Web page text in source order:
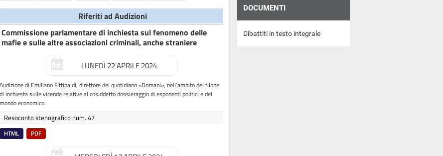
Riferiti ad Audizioni
Commissione parlamentare di inchiesta sul fenomeno delle
mafie e sulle altre associazioni criminali, anche straniere
LUNEDÌ 22 APRILE 2024
Audizione di Emiliano Fittipaldi, direttore del quotidiano «Domani», nell'ambito del filone
di inchiesta sulle vicende relative al cosiddetto dossieraggio di esponenti politici e del
mondo economico.
Resoconto stenografico num. 47
HTML PDF
DOCUMENTI
Dibattiti in testo integrale